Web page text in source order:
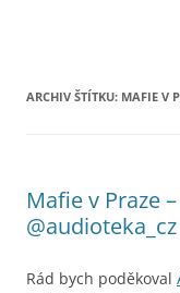
ARCHIV ŠTÍTKU: MAFIE V
Mafie v Praze
@audioteka_cz
Rád bych poděkoval